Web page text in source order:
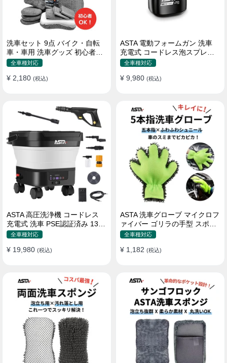
洗車セット 9点 バイク・自転
車・車用 洗車グッズ 初心者向
け 洗車ブラシ スポンジ タオル
ス用スポンジ 高級洗車道具 乾
全車種対応
¥ 2,180 (税込)
ASTA 電動フォームガン 洗車
充電式 コードレス泡スプレー
高圧対応 充電式フォームスプ
強力泡立ち (コピー)
全車種対応
¥ 9,980 (税込)
ASTA 高圧洗浄機 コードレス
充電式 洗車 PSE認証済み 13L
バケツ一体型 折りたたみ式 超
転ノズル トリガーガン 蛇口接
属 水道接続不要 多機能コンパ
クト収納
全車種対応
¥ 19,980 (税込)
ASTA 洗車グローブ マイクロフ
ァイバー ゴリラの手型 スポン
ジ ボディー用 傷防止 吸水速乾
グッズ 掃除 手袋型 洗車タオル
全車種対応
¥ 1,182 (税込)